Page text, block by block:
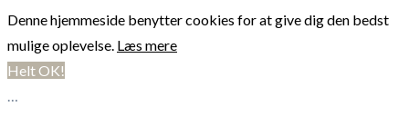
Denne hjemmeside benytter cookies for at give dig den bedst
mulige oplevelse. Læs mere
Helt OK!
…